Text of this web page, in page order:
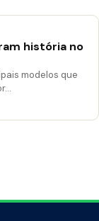
história no
modelos que